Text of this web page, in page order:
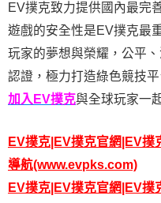
EV撲克致力提供國內最完
遊戲的安全性是EV撲克最
玩家的夢想與榮耀，公平
認證，極力打造綠色競技
加入EV撲克與全球玩家一
EV撲克|EV撲克官網|EV
導航(www.evpks.com)
EV撲克|EV撲克官網|EV